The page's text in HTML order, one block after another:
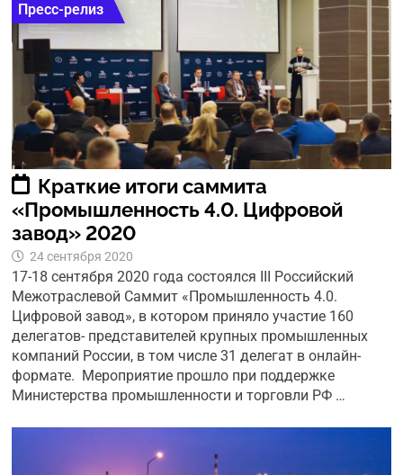
Пресс-релиз
Краткие итоги саммита
«Промышленность 4.0. Цифровой
завод» 2020
24 сентября 2020
17-18 сентября 2020 года состоялся III Российский
Межотраслевой Саммит «Промышленность 4.0.
Цифровой завод», в котором приняло участие 160
делегатов- представителей крупных промышленных
компаний России, в том числе 31 делегат в онлайн-
формате. Мероприятие прошло при поддержке
Министерства промышленности и торговли РФ …